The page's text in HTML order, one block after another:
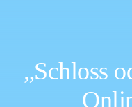
„Schloss